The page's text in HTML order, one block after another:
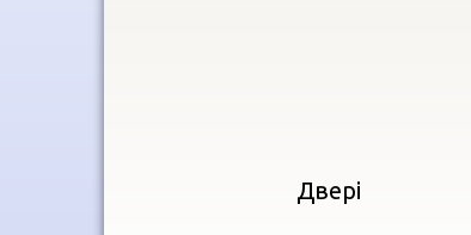
Двері